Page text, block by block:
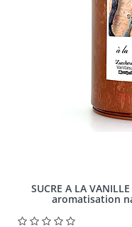
SUCRE A LA
aromatisation